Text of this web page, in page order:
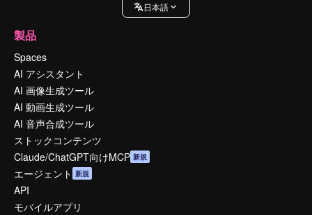
日本語
製品
Spaces
AI アシスタント
AI 画像生成ツール
AI 動画生成ツール
AI 音声合成ツール
ストックコンテンツ
Claude/ChatGPT向けMCP 新規
エージェント 新規
API
モバイルアプリ